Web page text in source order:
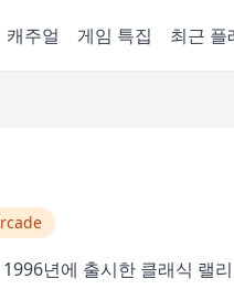
캐주얼 게임 특집 최근 플
년에 출시한 클래식 랠